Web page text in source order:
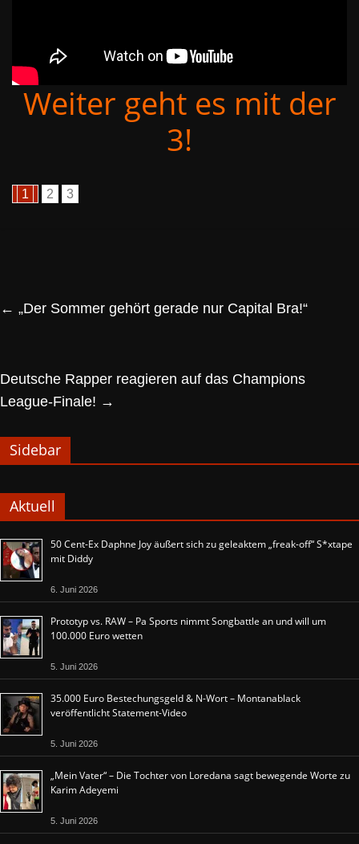
Weiter geht es mit der
3!
1 2 3
← „Der Sommer gehört gerade nur Capital Bra!“
Deutsche Rapper reagieren auf das Champions
League-Finale! →
Sidebar
Aktuell
50 Cent-Ex Daphne Joy äußert sich zu geleaktem „freak-off“ S*xtape
mit Diddy
6. Juni 2026
Prototyp vs. RAW – Pa Sports nimmt Songbattle an und will um
100.000 Euro wetten
5. Juni 2026
35.000 Euro Bestechungsgeld & N-Wort – Montanablack
veröffentlicht Statement-Video
5. Juni 2026
„Mein Vater“ – Die Tochter von Loredana sagt bewegende Worte zu
Karim Adeyemi
5. Juni 2026